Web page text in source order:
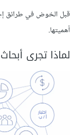
قبل الخوض في طرائق
أهميتها.
لماذا تجرى